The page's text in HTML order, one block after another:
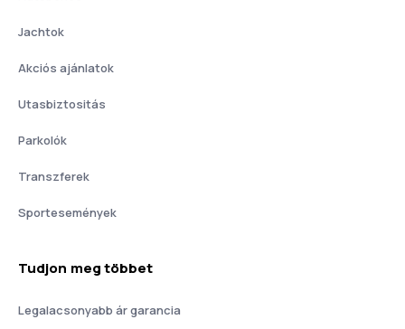
Jachtok
Akciós ajánlatok
Utasbiztositás
Parkolók
Transzferek
Sportesemények
Tudjon meg többet
Legalacsonyabb ár garancia